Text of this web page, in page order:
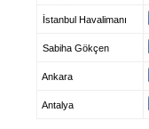
İstanbul Havalimanı
Sabiha Gökçen
Ankara
Antalya